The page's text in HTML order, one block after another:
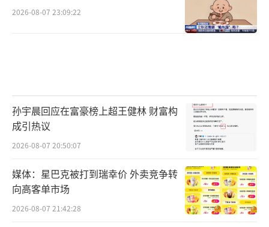
2026-08-07 23:09:22
孙宇晨回应在富豪榜上超王健林 财富构
成引热议
2026-08-07 20:50:07
媒体：星巴克被打到瑞幸价 外卖竞争转
向高客单市场
2026-08-07 21:42:28